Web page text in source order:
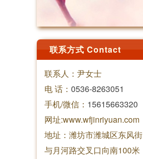
联系方式 Contact
联系人：尹女士
电 话： 0536-8263051
手机/微信： 15615663320
网址:www.wfjinriyuan.com
地址：潍坊市潍城区东风街
与月河路交叉口向南100米